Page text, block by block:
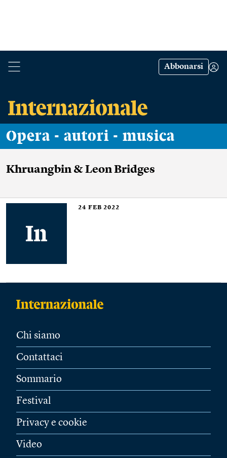
Abbonarsi
Opera - autori - musica
Khruangbin & Leon Bridges
24 FEB 2022
Chi siamo
Contattaci
Sommario
Festival
Privacy e cookie
Video